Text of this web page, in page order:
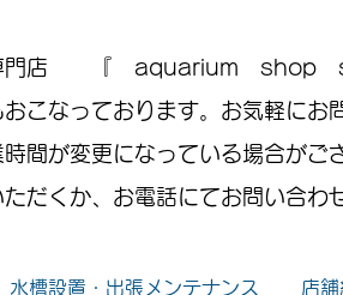
草専門店 『 aquarium
こなっております。お気軽にお
間が変更になっている場合がご
だくか、お電話にてお問い合わ
水槽設置・出張メンテナンス 店舗